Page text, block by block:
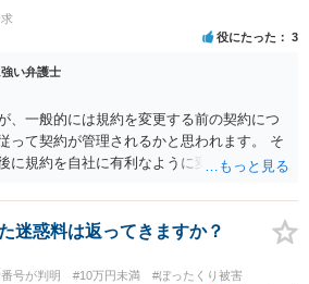
役にたった 3
い弁護士
、一般的には規約を変更する前の契約につ
って契約が管理されるかと思われます。 そ
に規約を自社に有利なように変更し、それ
す。
迷惑料は返ってきますか？
号が判明 #10万円未満 #ぼったくり被害